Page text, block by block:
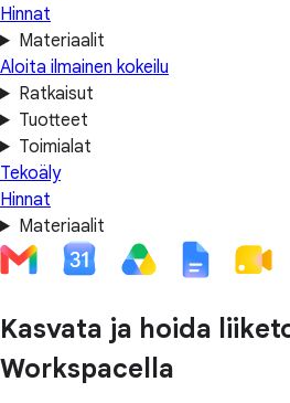
Hinnat
Materiaalit
Aloita ilmainen kokeilu
Ratkaisut
Tuotteet
Toimialat
Tekoäly
Hinnat
Materiaalit
Kasvata ja hoida
Workspacella